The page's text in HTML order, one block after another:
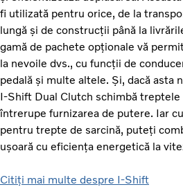
fi utilizată pentru orice, de la
lungă și de construcții până la
gamă de pachete opționale vă
la nevoile dvs., cu funcții de
pedală și multe altele. Și, dacă asta
I-Shift Dual Clutch schimbă treptele
întrerupe furnizarea de putere. Iar
pentru trepte de sarcină, puteți
ușoară cu eficiența energetică la
Citiți mai multe despre I-Shift